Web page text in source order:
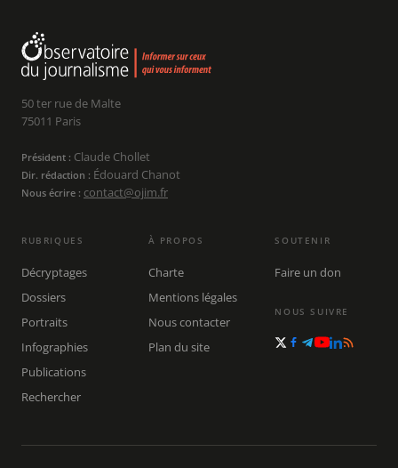
50 ter rue de Malte
75011 Paris
Président : Claude Chollet
Dir. rédaction : Édouard Chanot
Nous écrire : contact@ojim.fr
RUBRIQUES
Décryptages
Dossiers
Portraits
Infographies
Publications
Rechercher
À PROPOS
Charte
Mentions légales
Nous contacter
Plan du site
SOUTENIR
Faire un don
NOUS SUIVRE